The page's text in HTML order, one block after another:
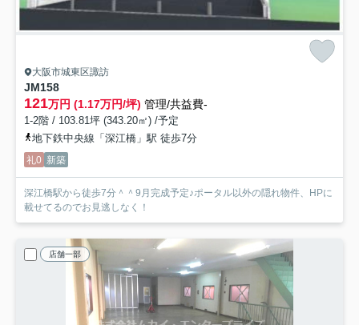
大阪市城東区諏訪
JM158
121万円 (1.17万円/坪) 管理/共益費-
1-2階 / 103.81坪 (343.20㎡) /予定
地下鉄中央線「深江橋」駅 徒歩7分
礼0 新築
深江橋駅から徒歩7分＾＾9月完成予定♪ポータル以外の隠れ物件、HPに
載せてるのでお見逃しなく！
店舗一部